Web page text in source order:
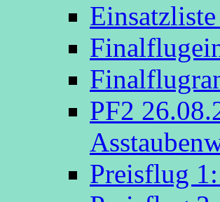
PF2
Preisflug